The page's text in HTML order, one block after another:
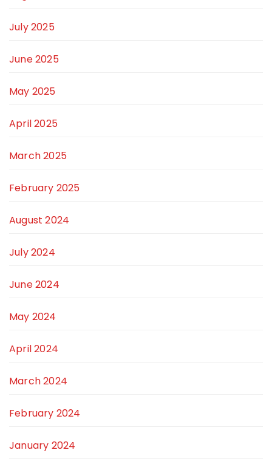
July 2025
June 2025
May 2025
April 2025
March 2025
February 2025
August 2024
July 2024
June 2024
May 2024
April 2024
March 2024
February 2024
January 2024